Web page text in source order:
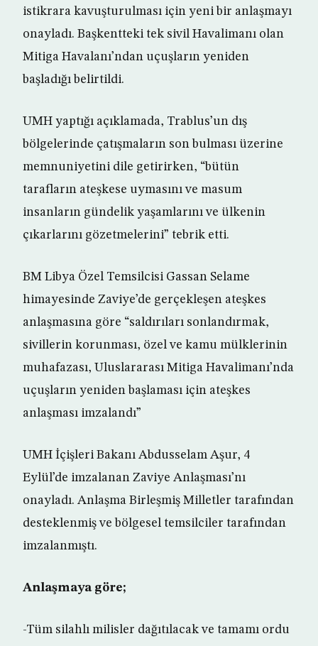
istikrara kavuşturulması için yeni bir anlaşmayı
onayladı. Başkentteki tek sivil Havalimanı olan
Mitiga Havalanı’ndan uçuşların yeniden
başladığı belirtildi.
UMH yaptığı açıklamada, Trablus’un dış
bölgelerinde çatışmaların son bulması üzerine
memnuniyetini dile getirirken, “bütün
tarafların ateşkese uymasını ve masum
insanların gündelik yaşamlarını ve ülkenin
çıkarlarını gözetmelerini” tebrik etti.
BM Libya Özel Temsilcisi Gassan Selame
himayesinde Zaviye’de gerçekleşen ateşkes
anlaşmasına göre “saldırıları sonlandırmak,
sivillerin korunması, özel ve kamu mülklerinin
muhafazası, Uluslararası Mitiga Havalimanı’nda
uçuşların yeniden başlaması için ateşkes
anlaşması imzalandı”
UMH İçişleri Bakanı Abdusselam Aşur, 4
Eylül’de imzalanan Zaviye Anlaşması’nı
onayladı. Anlaşma Birleşmiş Milletler tarafından
desteklenmiş ve bölgesel temsilciler tarafından
imzalanmıştı.
Anlaşmaya göre;
-Tüm silahlı milisler dağıtılacak ve tamamı ordu